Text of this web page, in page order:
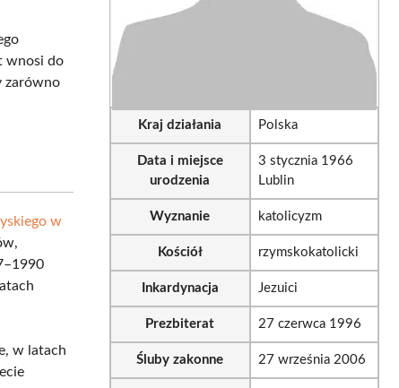
wnosi do
zarówno
w
w latach
Kraj działania Polska
Data i miejsce
urodzenia
3 stycznia 1966
Lublin
Wyznanie katolicyzm
Kościół rzymskokatolicki
Inkardynacja Jezuici
Prezbiterat 27 czerwca 1996
Śluby zakonne 27 września 2006